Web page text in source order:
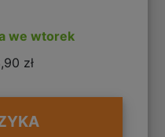
we wtorek
zł